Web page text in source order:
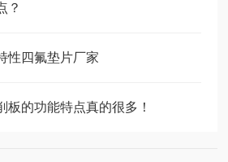
？
性四氟垫片厂家
板的功能特点真的很多！